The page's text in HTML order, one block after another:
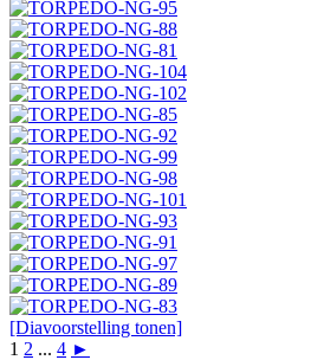
[Diavoorstelling tonen]
1 2 ... 4 ►